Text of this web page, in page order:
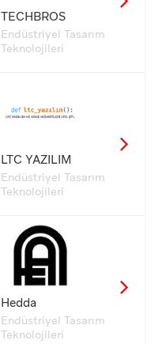
TECHBROS
Endüstriyel Tasarım
Teknolojileri
LTC YAZILIM
Endüstriyel Tasarım
Teknolojileri
Hedda
Endüstriyel Tasarım
Teknolojileri